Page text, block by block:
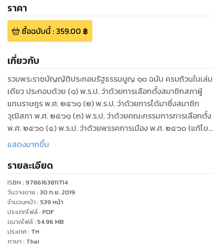
ราคา
ซื้อฉบับนี้: 359.00 ฿
เกี่ยวกับ
รวมพระราชบัญญัติประกอบรัฐธรรมนูญ ๑๐ ฉบับ ครบถ้วนในเล่ม
เดียว ประกอบด้วย (๑) พ.ร.ป. ว่าด้วยการเลือกตั้งสมาชิกสภาผู้
แทนราษฎร พ.ศ. ๒๕๖๑ (๒) พ.ร.ป. ว่าด้วยการได้มาซึ่งสมาชิก
วุฒิสภา พ.ศ. ๒๕๖๑ (๓) พ.ร.ป. ว่าด้วยคณะกรรมการการเลือกตั้ง
พ.ศ. ๒๕๖๐ (๔) พ.ร.ป. ว่าด้วยพรรคการเมือง พ.ศ. ๒๕๖๐ (แก้ไข
เพิ่มเติม พ.ศ. ๒๕๖๑) (๕) พ.ร.ป. ว่าด้วยวิธีพิจารณาของศาล
ของผู้ดำรงตำแหน่ง ทางการเมือง พ.ศ. ๒๕๖๐ (๗) พ.ร.ป. ว่าด้วย
ผู้ตรวจการแผ่นดิน พ.ศ. ๒๕๖๐ (๘) พ.ร.ป. ว่าด้วยการป้องกันและ
ปราบปรามการทุจริต พ.ศ. ๒๕๖๑ (๙) พ.ร.ป. ว่าด้วยการตรวจเงิน
แผ่นดิน พ.ศ. ๒๕๖๑ (๑๐) พ.ร.ป. ว่าด้วยคณะกรรมการสิทธิมนุษย
ชนแห่งชาติ พ.ศ. ๒๕๖๐ สำหรับใช้ในการอ้างอิง สืบค้น การทำงาน
ด้านกฎหมาย ด้านการเมือง ประกอบการเรียน การสอน และการ
สอบต่างๆ เหมาะสำหรับนิสิต นักศึกษา นักกฎหมาย ผู้ที่งาน
แสดงมากขึ้น
รายละเอียด
ISBN : 9786163811714
วันวางขาย : 30 ก.ย. 2019
จำนวนหน้า : 539 หน้า
ประเภทไฟล์: PDF
ขนาดไฟล์: 54.96 MB
ประเทศ: TH
ภาษา : Thai